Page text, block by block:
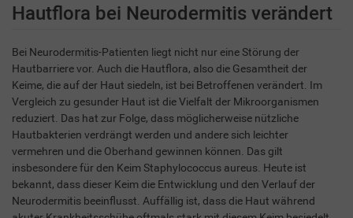
Hautflora bei Neurodermitis verändert
Bei Neurodermitis-Patienten liegt nicht nur eine Störung der
Hautbarriere vor. Auch die Hautflora, also die Gesamtheit der
Keime, die auf der Haut siedeln, ist bei Betroffenen verändert. Im
Vergleich zu gesunder Haut ist die Vielfalt der Mikroorganismen
reduziert. Das hat zur Folge, dass möglicherweise nützliche
Hautbakterien verdrängt werden und andere sich leichter
vermehren und die Oberhand gewinnen können. Das gilt
insbesondere für den Keim Staphylococcus aureus. Heute ist
bekannt, dass dieser Keim die Entwicklung und den Verlauf der
Neurodermitis beeinflusst. Auffällig ist, dass die Haut während